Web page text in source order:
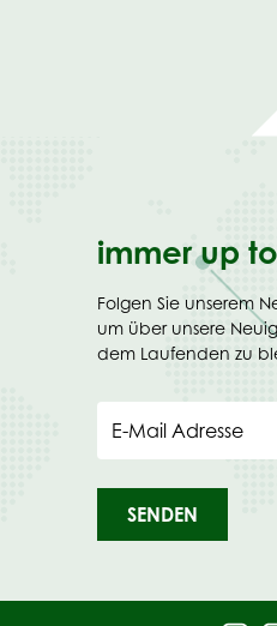
immer up
Folgen Sie unserem
um über unsere
dem Laufenden zu
E-Mail Adresse
SENDEN